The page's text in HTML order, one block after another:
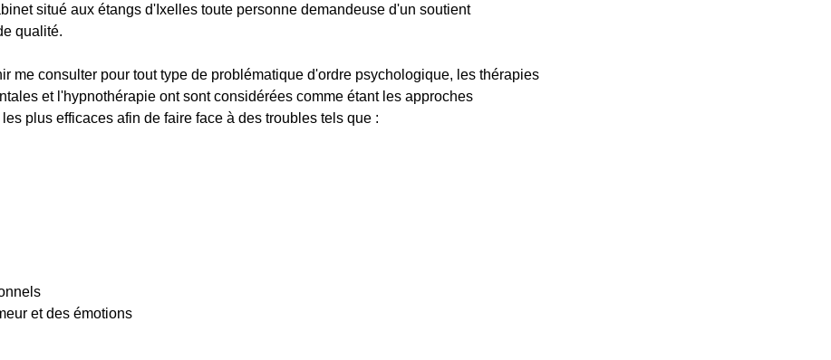
situé aux étangs d'Ixelles toute personne demandeuse d'un soutient
qualité.
me consulter pour tout type de problématique d'ordre psychologique, les thérapies
et l'hypnothérapie ont sont considérées comme étant les approches
plus efficaces afin de faire face à des troubles tels que :
et des émotions